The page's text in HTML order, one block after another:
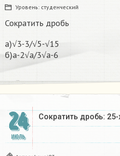
Уровень: студенческий
Сократить дробь
a)√3-3/√5-√15
б)а-2√а/3√а-6
24
ИЮЛЬ
Сократить дробь: